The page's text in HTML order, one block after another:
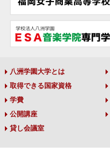
八洲学園大学とは
取得できる国家資格
学費
公開講座
貸し会議室